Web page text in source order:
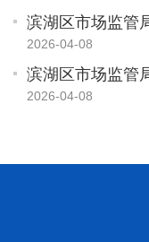
2026-04-08
滨湖区市场监管
2026-04-08
滨湖区市场监管